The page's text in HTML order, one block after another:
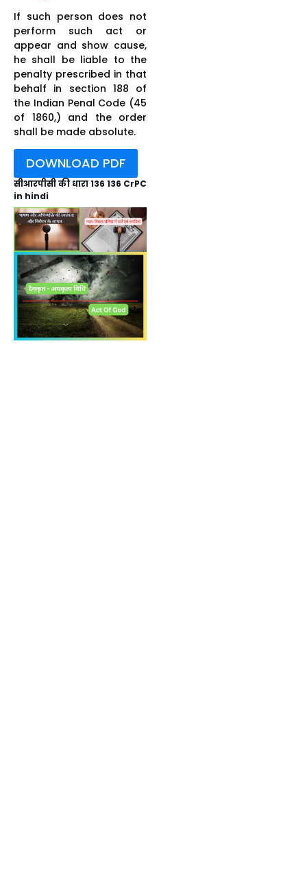
If such person does not
perform such act or
appear and show cause,
he shall be liable to the
penalty prescribed in that
behalf in section 188 of
the Indian Penal Code (45
of 1860,) and the order
shall be made absolute.
DOWNLOAD PDF
सीआरपीसी की धारा 136 136 CrPC
in hindi